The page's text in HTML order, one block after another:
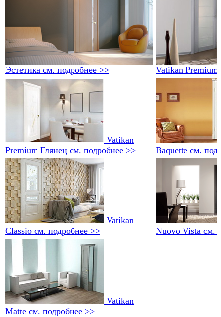
Эстетика см. подробнее >> Vatikan Premium
Vatikan
Premium Глянец см. подробнее >> Baquette см.
Vatikan
Classio см. подробнее >> Nuovo Vista см.
Vatikan
Matte см. подробнее >>